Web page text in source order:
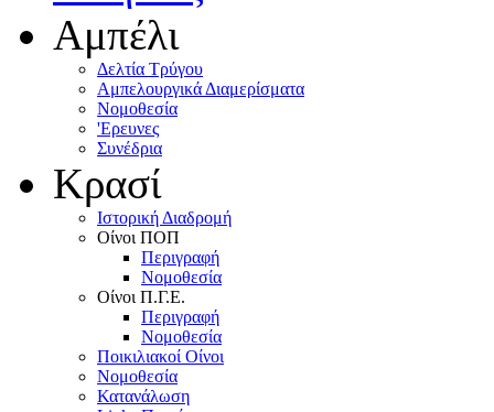
Αμπέλι
Δελτία Τρύγου
Αμπελουργικά Διαμερίσματα
Nομοθεσία
'Eρευνες
Συνέδρια
Κρασί
Iστορική Διαδρομή
Oίνοι ΠOΠ
Περιγραφή
Nομοθεσία
Oίνοι Π.Γ.E.
Περιγραφή
Νομοθεσία
Ποικιλιακοί Oίνοι
Nομοθεσία
Κατανάλωση